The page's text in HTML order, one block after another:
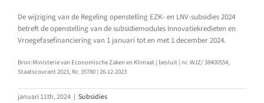
De wijziging van de Regeling openstelling EZK- en LNV-subsidies 2024
betreft de openstelling van de subsidiemodules Innovatiekredieten en
Vroegefasefinanciering van 1 januari tot en met 1 december 2024.
Bron:Ministerie van Economische Zaken en Klimaat | besluit | nr. WJZ/ 38400554,
Staatscourant 2023, Nr. 35780 | 26-12-2023
januari 11th, 2024 | Subsidies